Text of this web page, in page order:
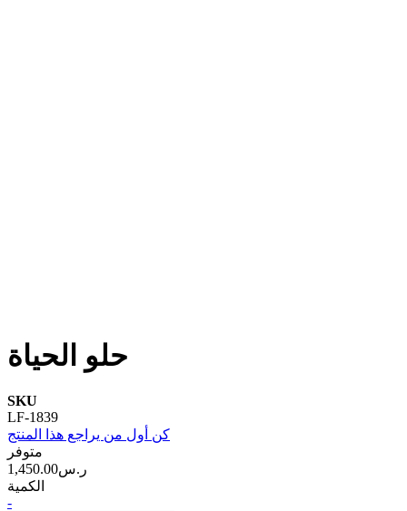
حلو الحياة
SKU
LF-1839
كن أول من يراجع هذا المنتج
متوفر
1,450.00ر.س‏
الكمية
-